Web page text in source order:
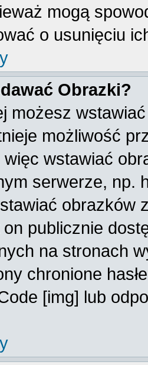
mogą
o usunięciu
Obrazki?
możesz
możliwość
wstawiać
serwerze, np.
obrazków
publicznie
na stronach
chronione
[img] lub